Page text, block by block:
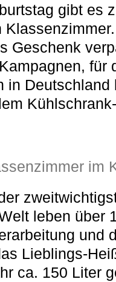
gibt es
Geschenk
für
in Deutschland
im
leben über
und
Lieblings-
ca. 150 Liter